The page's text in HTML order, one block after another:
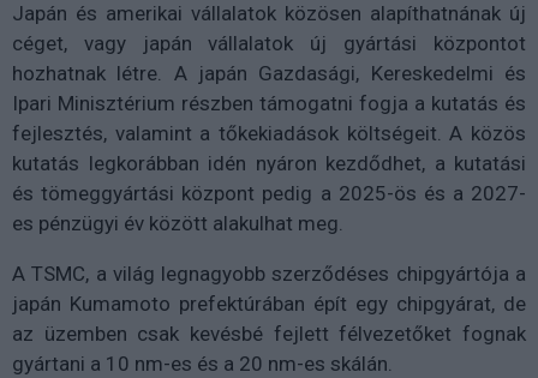
Japán és amerikai vállalatok közösen alapíthatnának új
céget, vagy japán vállalatok új gyártási központot
hozhatnak létre. A japán Gazdasági, Kereskedelmi és
Ipari Minisztérium részben támogatni fogja a kutatás és
fejlesztés, valamint a tőkekiadások költségeit. A közös
kutatás legkorábban idén nyáron kezdődhet, a kutatási
és tömeggyártási központ pedig a 2025-ös és a 2027-
es pénzügyi év között alakulhat meg.
A TSMC, a világ legnagyobb szerződéses chipgyártója a
japán Kumamoto prefektúrában épít egy chipgyárat, de
az üzemben csak kevésbé fejlett félvezetőket fognak
gyártani a 10 nm-es és a 20 nm-es skálán.